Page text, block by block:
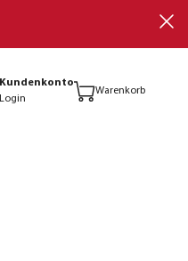
Kundenkonto
Login
Warenkorb